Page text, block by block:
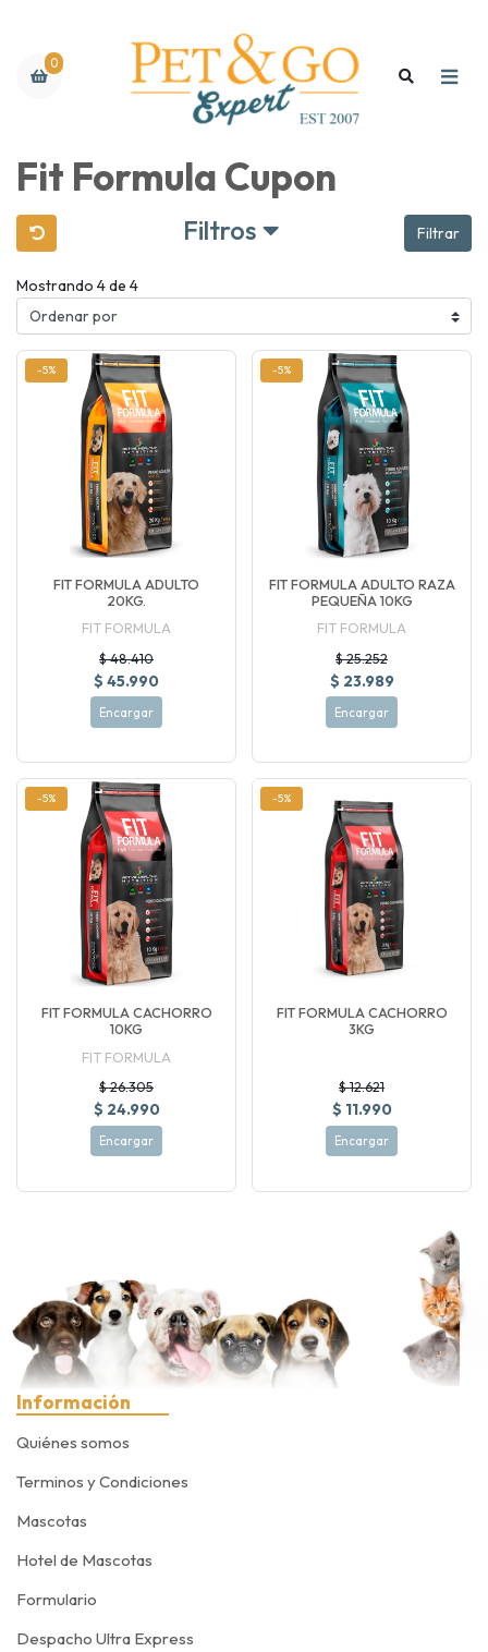
0
Fit Formula Cupon
Filtros Filtrar
Mostrando 4 de 4
-5%
FIT FORMULA ADULTO
20KG.
FIT FORMULA
$ 48.410
$ 45.990
Encargar
-5%
FIT FORMULA ADULTO RAZA
PEQUEÑA 10KG
FIT FORMULA
$ 25.252
$ 23.989
Encargar
-5%
FIT FORMULA CACHORRO
10KG
FIT FORMULA
$ 26.305
$ 24.990
Encargar
-5%
FIT FORMULA CACHORRO
3KG
$ 12.621
$ 11.990
Encargar
Información
Quiénes somos
Terminos y Condiciones
Mascotas
Hotel de Mascotas
Formulario
Despacho Ultra Express